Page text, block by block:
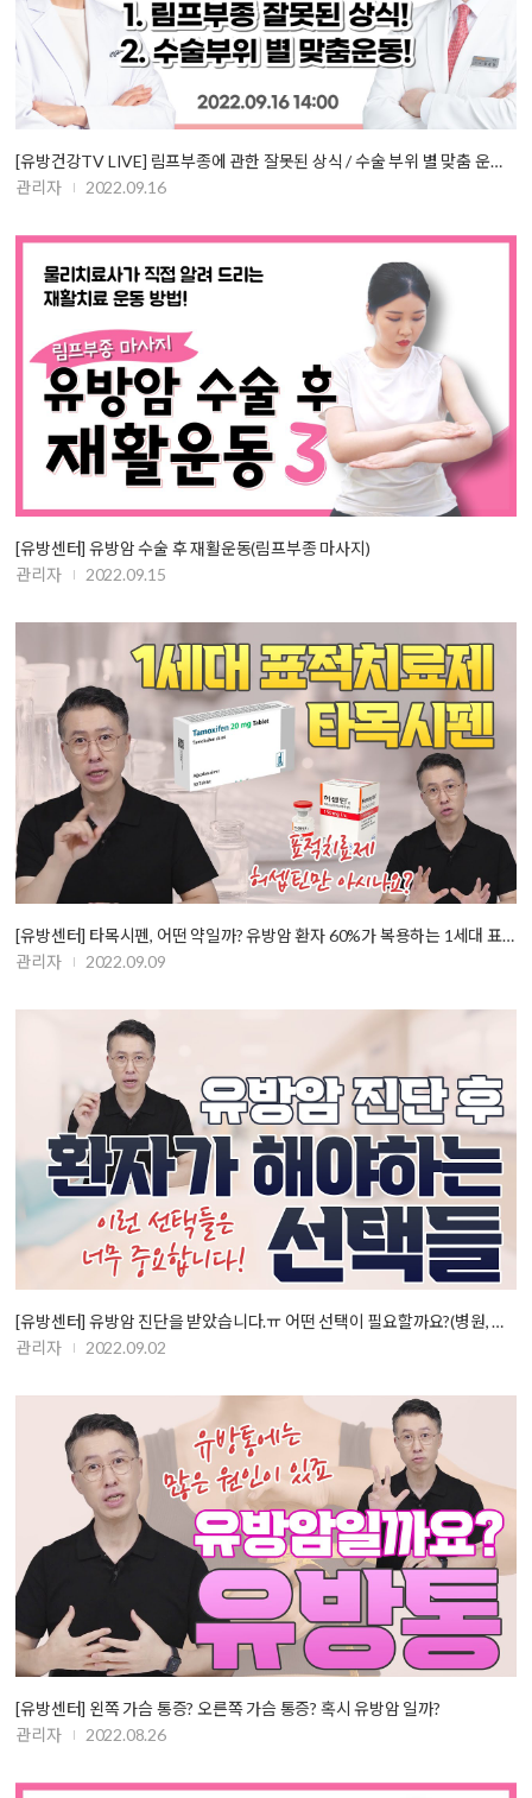
[유방건강TV LIVE] 림프부종에 관한 잘못된 상식 / 수술 부위 별 맞춤 운…
관리자
2022.09.16
[유방센터] 유방암 수술 후 재활운동(림프부종 마사지)
관리자
2022.09.15
[유방센터] 타목시펜, 어떤 약일까? 유방암 환자 60%가 복용하는 1세대 표적…
관리자
2022.09.09
[유방센터] 유방암 진단을 받았습니다.ㅠ 어떤 선택이 필요할까요?(병원, 치료…
관리자
2022.09.02
[유방센터] 왼쪽 가슴 통증? 오른쪽 가슴 통증? 혹시 유방암 일까?
관리자
2022.08.26